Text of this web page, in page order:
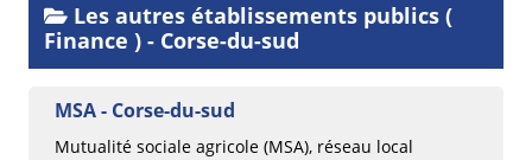
Les autres établissements publics (
Finance ) - Corse-du-sud
MSA - Corse-du-sud
Mutualité sociale agricole (MSA), réseau local